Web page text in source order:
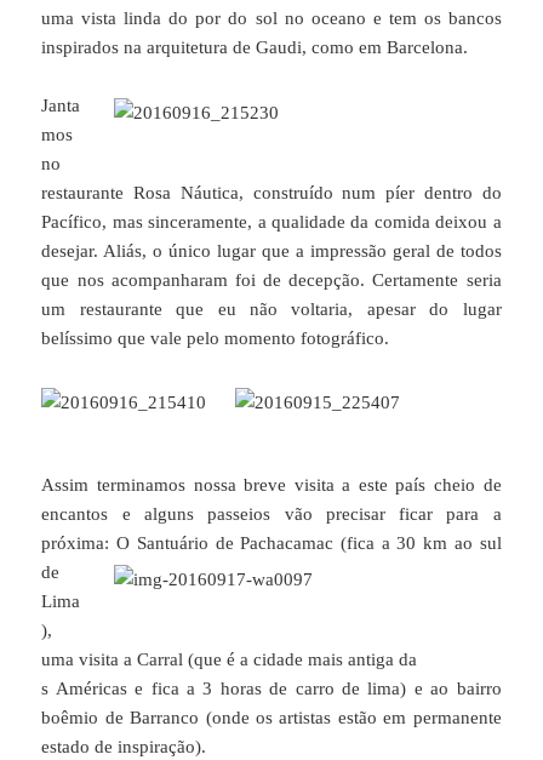
uma vista linda do por do sol no oceano e tem os bancos
inspirados na arquitetura de Gaudi, como em Barcelona.
Janta
mos
no
restaurante Rosa Náutica, construído num píer dentro do
Pacífico, mas sinceramente, a qualidade da comida deixou a
desejar. Aliás, o único lugar que a impressão geral de todos
que nos acompanharam foi de decepção. Certamente seria
um restaurante que eu não voltaria, apesar do lugar
belíssimo que vale pelo momento fotográfico.
Assim terminamos nossa breve visita a este país cheio de
encantos e alguns passeios vão precisar ficar para a
próxima: O Santuário de Pachacamac (fica a 30 km ao sul
de
Lima
),
uma visita a Carral (que é a cidade mais antiga da
s Américas e fica a 3 horas de carro de lima) e ao bairro
boêmio de Barranco (onde os artistas estão em permanente
estado de inspiração).